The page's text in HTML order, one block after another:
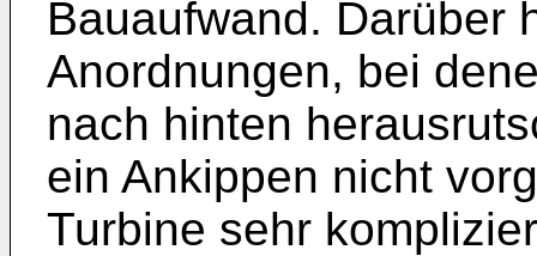
Bauaufwand. Darüber
Anordnungen, bei
nach hinten
ein Ankippen nicht
Turbine sehr